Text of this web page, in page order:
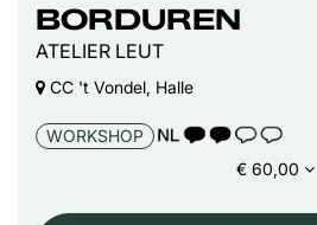
BORDUREN
ATELIER LEUT
CC 't Vondel, Halle
WORKSHOP
TAALICOON 2
€ 60,00